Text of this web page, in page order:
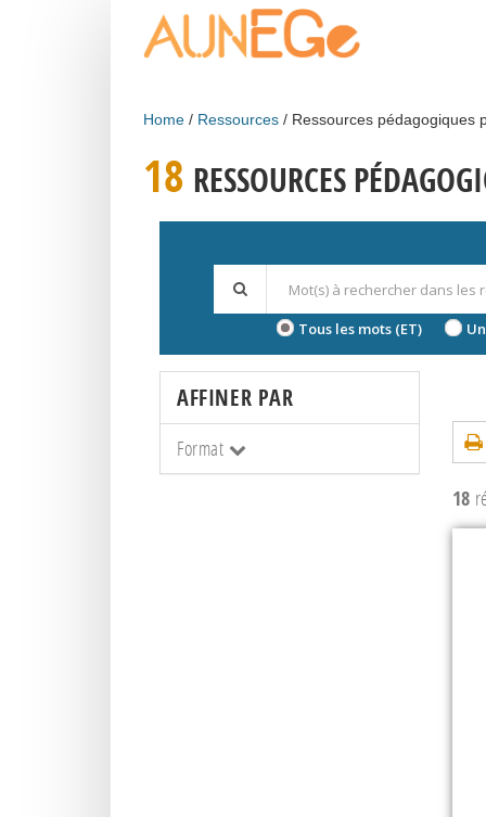
Home Ressources Ressources pédagogiques
18 RESSOURCES
Tous les mots (ET)
AFFINER PAR
Format
18